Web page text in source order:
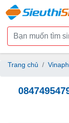
Trang chủ